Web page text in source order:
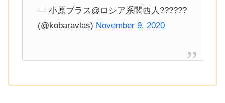
— 小原ブラス@ロシア系関西人??????
(@kobaravlas) November 9, 2020